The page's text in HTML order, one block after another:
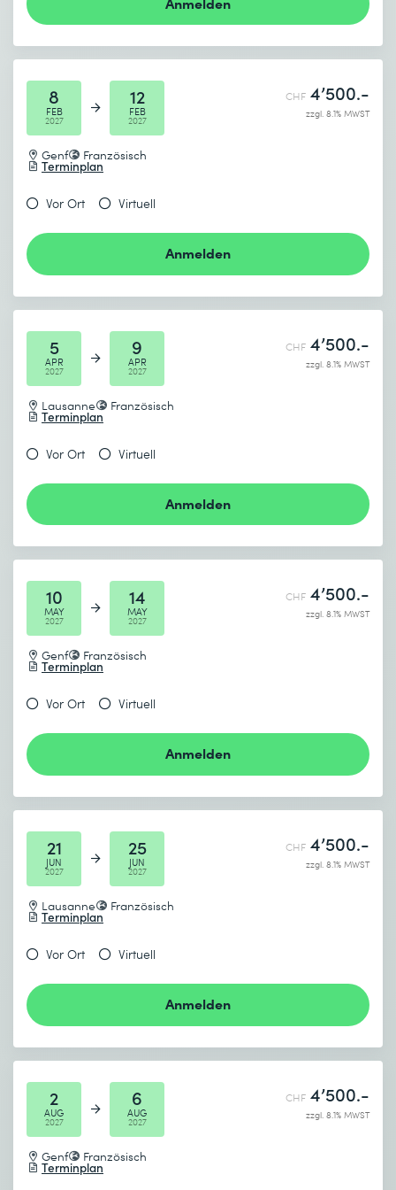
8
FEB
2027
12
FEB
2027
Genf Französisch
Terminplan
CHF 4’500.-
zzgl. 8.1% MWST
Vor Ort Virtuell
Anmelden
5
APR
2027
9
APR
2027
Lausanne Französisch
Terminplan
CHF 4’500.-
zzgl. 8.1% MWST
Vor Ort Virtuell
Anmelden
10
MAY
2027
14
MAY
2027
Genf Französisch
Terminplan
CHF 4’500.-
zzgl. 8.1% MWST
Vor Ort Virtuell
Anmelden
21
JUN
2027
25
JUN
2027
Lausanne Französisch
Terminplan
CHF 4’500.-
zzgl. 8.1% MWST
Vor Ort Virtuell
Anmelden
2
AUG
2027
6
AUG
2027
Genf Französisch
Terminplan
CHF 4’500.-
zzgl. 8.1% MWST